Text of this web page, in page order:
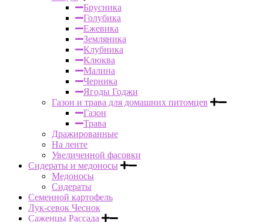
Брусника
Голубика
Ежевика
Земляника
Клубника
Клюква
Малина
Черника
Ягоды Годжи
Газон и трава для домашних питомцев
Газон
Трава
Дражированные
На ленте
Увеличенной фасовки
Сидераты и медоносы
Медоносы
Сидераты
Семенной картофель
Лук-севок Чеснок
Саженцы Рассада